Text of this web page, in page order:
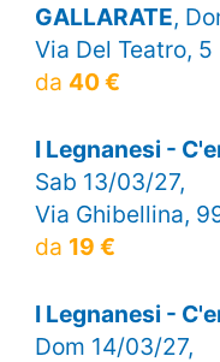
GALLARATE,
Via Del Teatro, 5
da 40 €
I Legnanesi -
Sab 13/03/27,
Via Ghibellina,
da 19 €
I Legnanesi -
Dom 14/03/27,